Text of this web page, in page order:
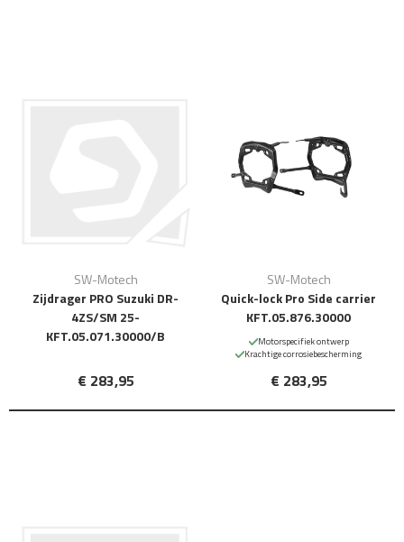
SW-Motech
Zijdrager PRO Suzuki DR-
4ZS/SM 25-
KFT.05.071.30000/B
€ 283,95
SW-Motech
Quick-lock Pro Side carrier
KFT.05.876.30000
Motorspecifiek ontwerp
Krachtige corrosiebescherming
€ 283,95